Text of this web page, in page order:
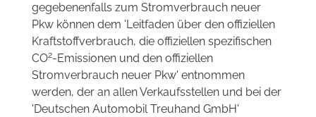
gegebenenfalls zum Stromverbrauch neuer
Pkw können dem 'Leitfaden über den offiziellen
Kraftstoffverbrauch, die offiziellen spezifischen
CO2-Emissionen und den offiziellen
Stromverbrauch neuer Pkw' entnommen
werden, der an allen Verkaufsstellen und bei der
'Deutschen Automobil Treuhand GmbH'